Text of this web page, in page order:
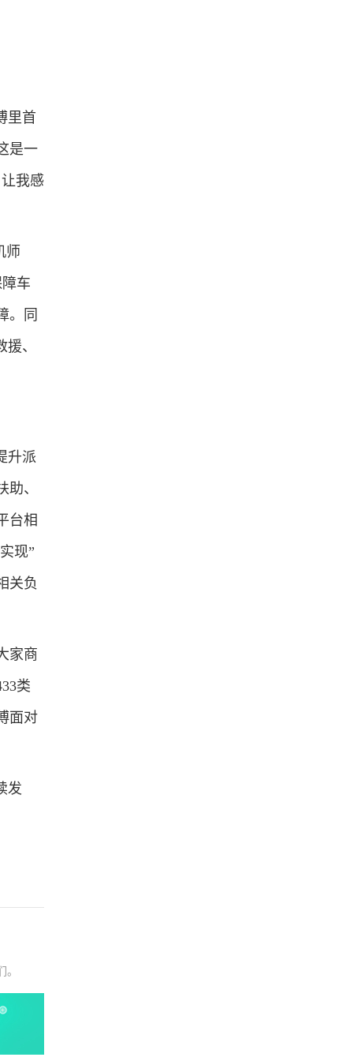
里首
是一
我感
师
车
。同
、
升派
、
台相
现”
关负
家商
类
面对
发